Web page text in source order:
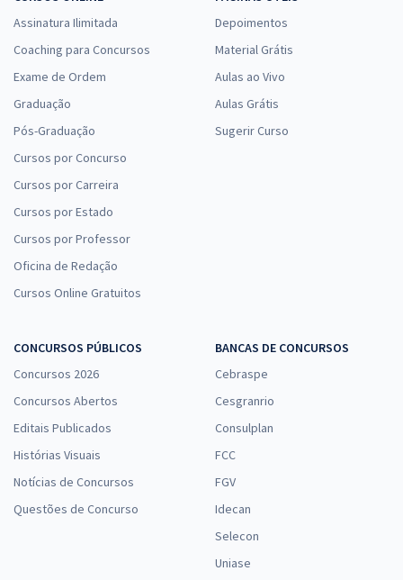
Assinatura Ilimitada
Coaching para Concursos
Exame de Ordem
Graduação
Pós-Graduação
Cursos por Concurso
Cursos por Carreira
Cursos por Estado
Cursos por Professor
Oficina de Redação
Cursos Online Gratuitos
Depoimentos
Material Grátis
Aulas ao Vivo
Aulas Grátis
Sugerir Curso
CONCURSOS PÚBLICOS
Concursos 2026
Concursos Abertos
Editais Publicados
Histórias Visuais
Notícias de Concursos
Questões de Concurso
BANCAS DE CONCURSOS
Cebraspe
Cesgranrio
Consulplan
FCC
FGV
Idecan
Selecon
Uniase